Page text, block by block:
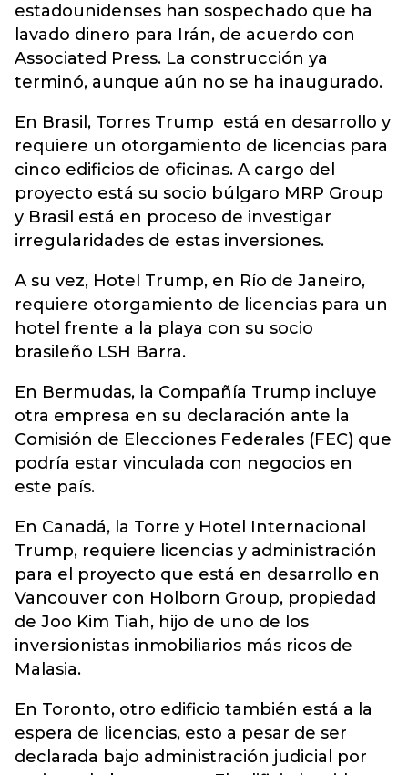
estadounidenses han sospechado que ha
lavado dinero para Irán, de acuerdo con
Associated Press. La construcción ya
terminó, aunque aún no se ha inaugurado.
En Brasil, Torres Trump está en desarrollo y
requiere un otorgamiento de licencias para
cinco edificios de oficinas. A cargo del
proyecto está su socio búlgaro MRP Group
y Brasil está en proceso de investigar
irregularidades de estas inversiones.
A su vez, Hotel Trump, en Río de Janeiro,
requiere otorgamiento de licencias para un
hotel frente a la playa con su socio
brasileño LSH Barra.
En Bermudas, la Compañía Trump incluye
otra empresa en su declaración ante la
Comisión de Elecciones Federales (FEC) que
podría estar vinculada con negocios en
este país.
En Canadá, la Torre y Hotel Internacional
Trump, requiere licencias y administración
para el proyecto que está en desarrollo en
Vancouver con Holborn Group, propiedad
de Joo Kim Tiah, hijo de uno de los
inversionistas inmobiliarios más ricos de
Malasia.
En Toronto, otro edificio también está a la
espera de licencias, esto a pesar de ser
declarada bajo administración judicial por